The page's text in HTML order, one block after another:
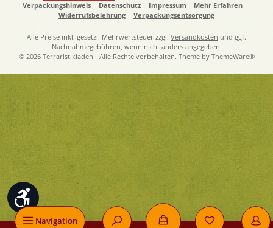
Werkzeugleiste anzeigen
Navigation
Verpackungshinweis
Datenschutz Impressum
Mehr Erfahren
Widerrufsbelehrung
Verpackungsentsorgung
Alle Preise inkl. gesetzl. Mehrwertsteuer zzgl. Versandkosten und ggf.
Nachnahmegebühren, wenn nicht anders angegeben.
© 2026 Terraristikladen - Alle Rechte vorbehalten. Theme by ThemeWare®